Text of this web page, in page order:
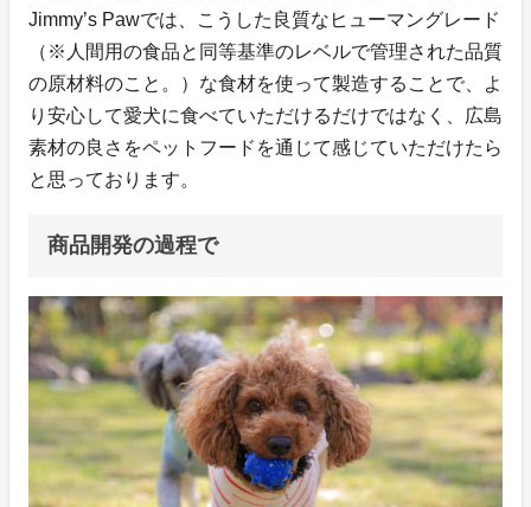
Jimmy’s Pawでは、こうした良質なヒューマングレード
（※人間用の食品と同等基準のレベルで管理された品質
の原材料のこと。）な食材を使って製造することで、よ
り安心して愛犬に食べていただけるだけではなく、広島
素材の良さをペットフードを通じて感じていただけたら
と思っております。
商品開発の過程で